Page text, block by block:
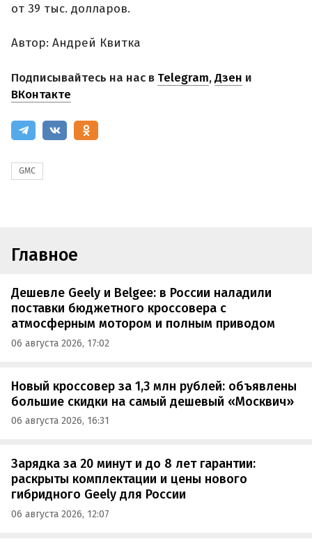
от 39 тыс. долларов.
Автор: Андрей Квитка
Подписывайтесь на нас в Telegram,Дзен и
ВКонтакте
GMC
Главное
Дешевле Geely и Belgee: в России наладили
поставки бюджетного кроссовера с
атмосферным мотором и полным приводом
06 августа 2026, 17:02
Новый кроссовер за 1,3 млн рублей: объявлены
большие скидки на самый дешевый «Москвич»
06 августа 2026, 16:31
Зарядка за 20 минут и до 8 лет гарантии:
раскрыты комплектации и цены нового
гибридного Geely для России
06 августа 2026, 12:07